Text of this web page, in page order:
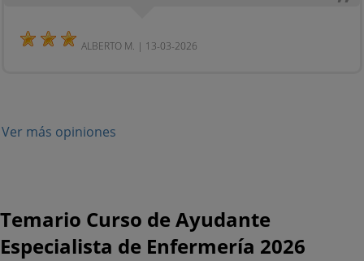
ALBERTO M. | 13-03-2026
Ver más opiniones
Temario Curso de Ayudante
Especialista de Enfermería 2026